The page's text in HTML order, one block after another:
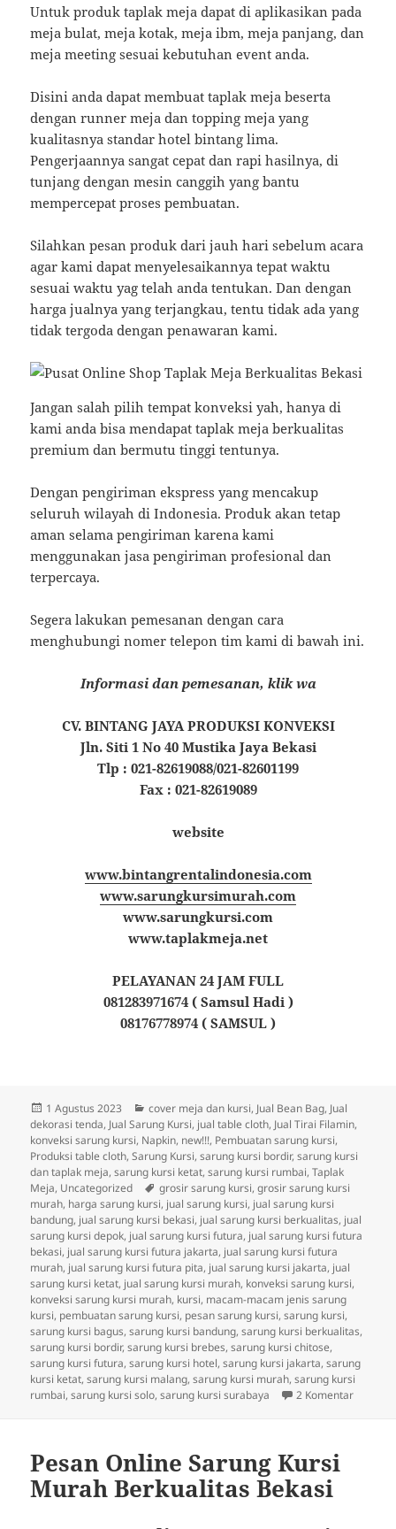
Untuk produk taplak meja dapat di aplikasikan pada
meja bulat, meja kotak, meja ibm, meja panjang, dan
meja meeting sesuai kebutuhan event anda.
Disini anda dapat membuat taplak meja beserta
dengan runner meja dan topping meja yang
kualitasnya standar hotel bintang lima.
Pengerjaannya sangat cepat dan rapi hasilnya, di
tunjang dengan mesin canggih yang bantu
mempercepat proses pembuatan.
Silahkan pesan produk dari jauh hari sebelum acara
agar kami dapat menyelesaikannya tepat waktu
sesuai waktu yag telah anda tentukan. Dan dengan
harga jualnya yang terjangkau, tentu tidak ada yang
tidak tergoda dengan penawaran kami.
Jangan salah pilih tempat konveksi yah, hanya di
kami anda bisa mendapat taplak meja berkualitas
premium dan bermutu tinggi tentunya.
Dengan pengiriman ekspress yang mencakup
seluruh wilayah di Indonesia. Produk akan tetap
aman selama pengiriman karena kami
menggunakan jasa pengiriman profesional dan
terpercaya.
Segera lakukan pemesanan dengan cara
menghubungi nomer telepon tim kami di bawah ini.
Informasi dan pemesanan, klik wa
CV. BINTANG JAYA PRODUKSI KONVEKSI
Jln. Siti 1 No 40 Mustika Jaya Bekasi
Tlp : 021-82619088/021-82601199
Fax : 021-82619089
website
www.bintangrentalindonesia.com
www.sarungkursimurah.com
www.sarungkursi.com
www.taplakmeja.net
PELAYANAN 24 JAM FULL
081283971674 ( Samsul Hadi )
08176778974 ( SAMSUL )
Diposkan
pada
1 Agustus 2023 Kategori
cover meja dan kursi, Jual Bean Bag, Jual
dekorasi tenda, Jual Sarung Kursi, jual table cloth, Jual Tirai Filamin,
konveksi sarung kursi, Napkin, new!!!, Pembuatan sarung kursi,
Produksi table cloth,Sarung Kursi,sarung kursi bordir,sarung kursi
dan taplak meja,sarung kursi ketat,sarung kursi rumbai,Taplak
Meja, Uncategorized Tag
grosir sarung kursi,grosir sarung kursi
murah, harga sarung kursi, jual sarung kursi, jual sarung kursi
bandung, jual sarung kursi bekasi, jual sarung kursi berkualitas, jual
sarung kursi depok, jual sarung kursi futura, jual sarung kursi futura
bekasi, jual sarung kursi futura jakarta, jual sarung kursi futura
murah, jual sarung kursi futura pita, jual sarung kursi jakarta, jual
sarung kursi ketat, jual sarung kursi murah, konveksi sarung kursi,
konveksi sarung kursi murah, kursi, macam-macam jenis sarung
kursi, pembuatan sarung kursi, pesan sarung kursi,sarung kursi,
sarung kursi bagus,sarung kursi bandung,sarung kursi berkualitas,
sarung kursi bordir,sarung kursi brebes,sarung kursi chitose,
sarung kursi futura,sarung kursi hotel,sarung kursi jakarta,sarung
kursi ketat,sarung kursi malang,sarung kursi murah,sarung kursi
rumbai,sarung kursi solo,sarung kursi surabaya 2 Komentarpada
Pesan Online Sarung Kursi
Murah Berkualitas Bekasi